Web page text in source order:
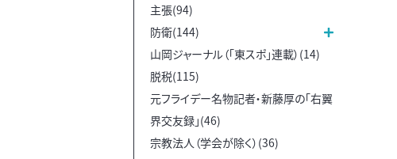
主張(94)
防衛(144)
山岡ジャーナル（「東スポ」連載）(14)
脱税(115)
元フライデー名物記者・新藤厚の「右翼
界交友録」(46)
宗教法人（学会が除く）(36)